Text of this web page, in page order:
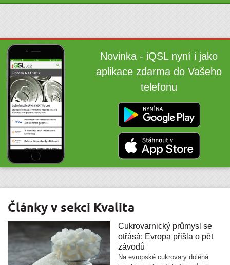
Novinka - iQSL nyní i jako
aplikace zdarma do Vašeho
telefonu
Články v sekci Kvalita
Cukrovarnický průmysl se
otřásá: Evropa přišla o pět
závodů
Na evropské cukrovary doléhá